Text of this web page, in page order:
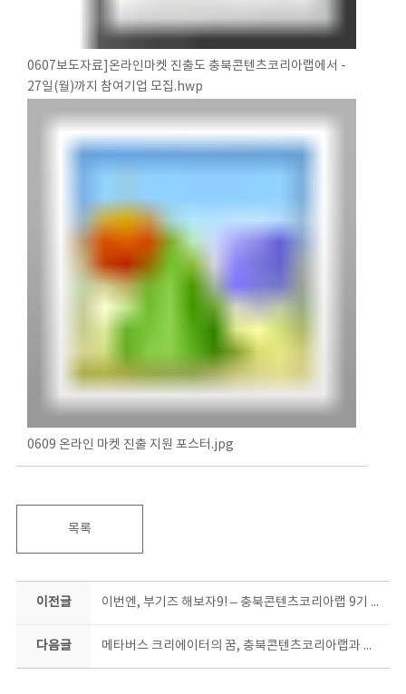
0607보도자료]온라인마켓 진출도 충북콘텐츠코리아랩에서 -
27일(월)까지 참여기업 모집.hwp
0609 온라인 마켓 진출 지원 포스터.jpg
목록
이전글 이번엔, 부기즈 해보자9! – 충북콘텐츠코리아랩 9기 홍보기자단 모집
다음글 메타버스 크리에이터의 꿈, 충북콘텐츠코리아랩과 만나면 현실이 된다!